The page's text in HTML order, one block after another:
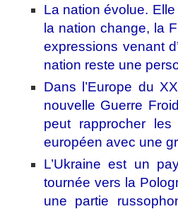
La nation évolue. Elle
la nation change, la
expressions venant
nation reste une
Dans l’Europe du
nouvelle Guerre
peut rapprocher
européen avec une
L’Ukraine est un
tournée vers la
une partie